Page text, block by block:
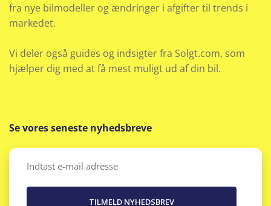
fra nye bilmodeller og ændringer i afgifter til trends i
markedet.
Vi deler også guides og indsigter fra Solgt.com, som
hjælper dig med at få mest muligt ud af din bil.
Se vores seneste nyhedsbreve
Email